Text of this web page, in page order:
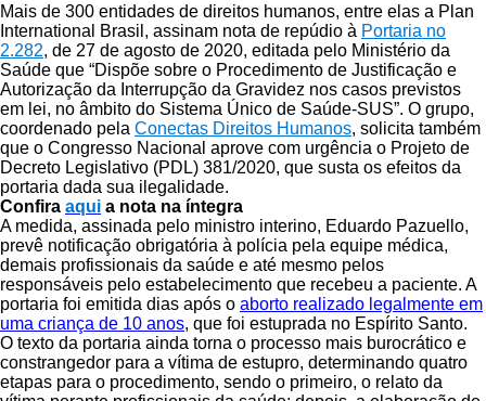
Mais de 300 entidades de direitos humanos, entre elas a Plan
International Brasil, assinam nota de repúdio à Portaria no
2.282, de 27 de agosto de 2020, editada pelo Ministério da
Saúde que “Dispõe sobre o Procedimento de Justificação e
Autorização da Interrupção da Gravidez nos casos previstos
em lei, no âmbito do Sistema Único de Saúde-SUS”. O grupo,
coordenado pela Conectas Direitos Humanos, solicita também
que o Congresso Nacional aprove com urgência o Projeto de
Decreto Legislativo (PDL) 381/2020, que susta os efeitos da
portaria dada sua ilegalidade.
Confira aqui a nota na íntegra
A medida, assinada pelo ministro interino, Eduardo Pazuello,
prevê notificação obrigatória à polícia pela equipe médica,
demais profissionais da saúde e até mesmo pelos
responsáveis pelo estabelecimento que recebeu a paciente. A
portaria foi emitida dias após o aborto realizado legalmente em
uma criança de 10 anos, que foi estuprada no Espírito Santo.
O texto da portaria ainda torna o processo mais burocrático e
constrangedor para a vítima de estupro, determinando quatro
etapas para o procedimento, sendo o primeiro, o relato da